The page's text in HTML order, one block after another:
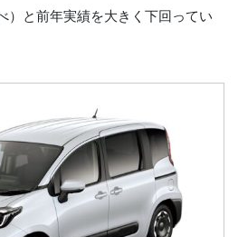
）と前年実績を大きく下回ってい